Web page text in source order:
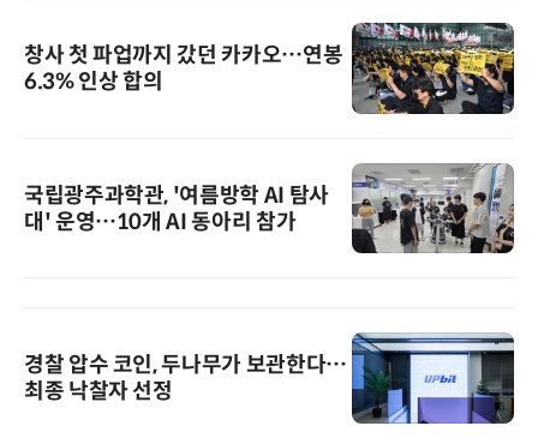
창사 첫 파업까지 갔던 카카오…연봉
6.3% 인상 합의
국립광주과학관, '여름방학 AI 탐사
대' 운영…10개 AI 동아리 참가
경찰 압수 코인, 두나무가 보관한다…
최종 낙찰자 선정